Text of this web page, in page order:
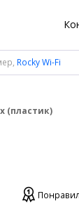
Rocky Wi-Fi
(пластик)